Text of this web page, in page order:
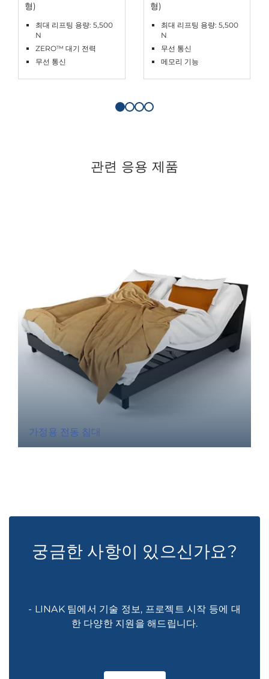
형)
최대 리프팅 용량: 5,500
N
ZERO™ 대기 전력
무선 통신
형)
최대 리프팅 용량: 5,500
N
무선 통신
메모리 기능
관련 응용 제품
가정용 전동 침대
궁금한 사항이 있으신가요?
- LINAK 팀에서 기술 정보, 프로젝트 시작 등에 대
한 다양한 지원을 해드립니다.